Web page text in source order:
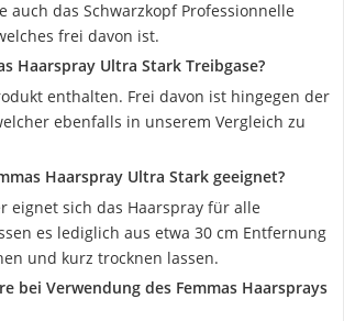
auch das Schwarzkopf Professionnelle
frei davon ist.
Haarspray Ultra Stark Treibgase?
enthalten. Frei davon ist hingegen der
ebenfalls in unserem Vergleich zu
Haarspray Ultra Stark geeignet?
eignet sich das Haarspray für alle
es lediglich aus etwa 30 cm Entfernung
und kurz trocknen lassen.
bei Verwendung des Femmas Haarsprays